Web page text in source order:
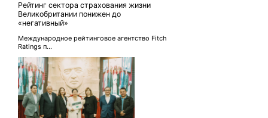
Рейтинг сектора страхования жизни
Великобритании понижен до
«негативный»
Международное рейтинговое агентство Fitch
Ratings п...